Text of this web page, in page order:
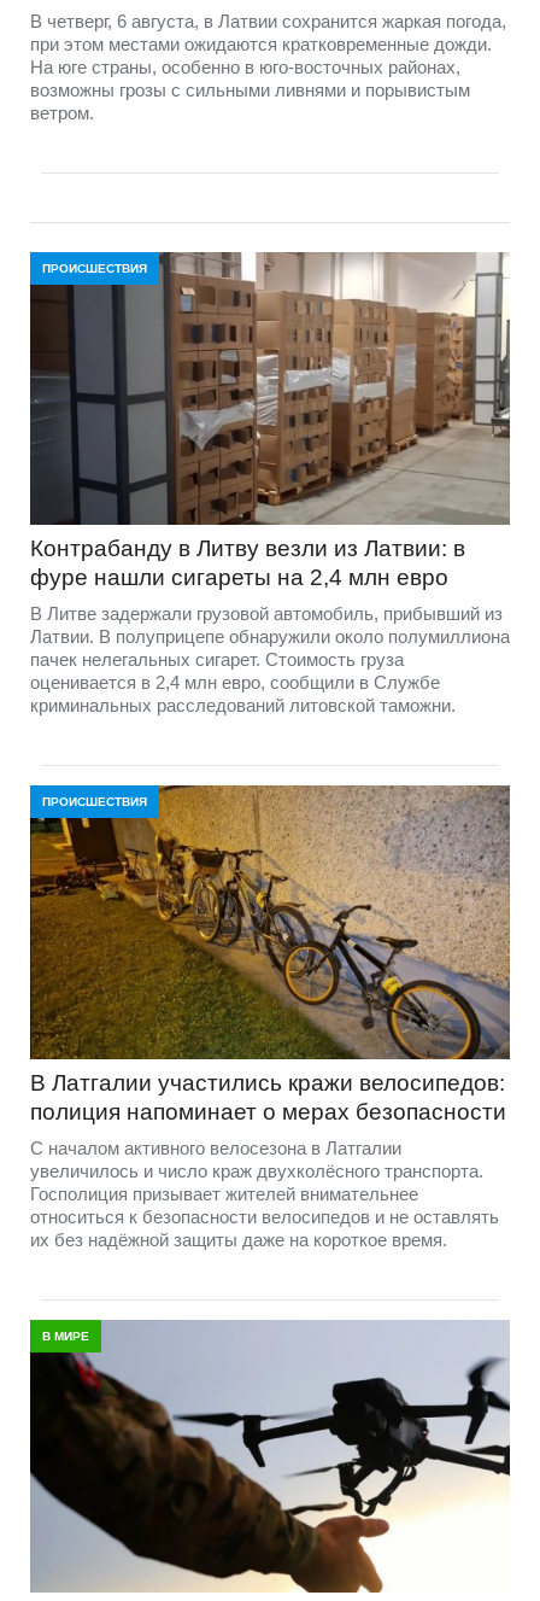
В четверг, 6 августа, в Латвии сохранится жаркая погода,
при этом местами ожидаются кратковременные дожди.
На юге страны, особенно в юго-восточных районах,
возможны грозы с сильными ливнями и порывистым
ветром.
ПРОИСШЕСТВИЯ
Контрабанду в Литву везли из Латвии: в
фуре нашли сигареты на 2,4 млн евро
В Литве задержали грузовой автомобиль, прибывший из
Латвии. В полуприцепе обнаружили около полумиллиона
пачек нелегальных сигарет. Стоимость груза
оценивается в 2,4 млн евро, сообщили в Службе
криминальных расследований литовской таможни.
ПРОИСШЕСТВИЯ
В Латгалии участились кражи велосипедов:
полиция напоминает о мерах безопасности
С началом активного велосезона в Латгалии
увеличилось и число краж двухколёсного транспорта.
Госполиция призывает жителей внимательнее
относиться к безопасности велосипедов и не оставлять
их без надёжной защиты даже на короткое время.
В МИРЕ